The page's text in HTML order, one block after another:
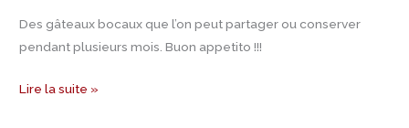
Des gâteaux bocaux que l’on peut partager ou conserver
pendant plusieurs mois. Buon appetito !!!
Lire la suite »